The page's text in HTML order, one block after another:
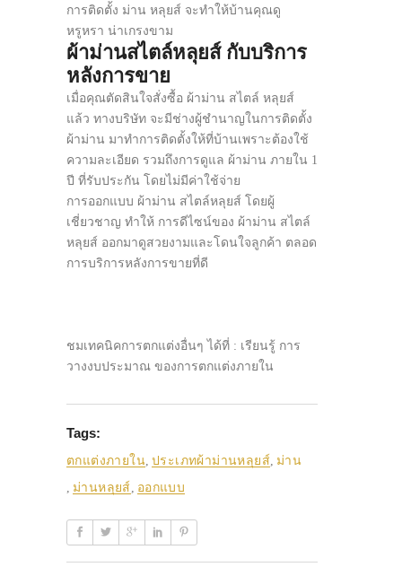
การติดตั้ง ม่าน หลุยส์ จะทำให้บ้านคุณดู
หรูหรา น่าเกรงขาม
ผ้าม่านสไตล์หลุยส์ กับบริการ
หลังการขาย
เมื่อคุณตัดสินใจสั่งซื้อ ผ้าม่าน สไตล์ หลุยส์
แล้ว ทางบริษัท จะมีช่างผู้ชำนาญในการติดตั้ง
ผ้าม่าน มาทำการติดตั้งให้ที่บ้านเพราะต้องใช้
ความละเอียด รวมถึงการดูแล ผ้าม่าน ภายใน 1
ปี ที่รับประกัน โดยไม่มีค่าใช้จ่าย
การออกแบบ ผ้าม่าน สไตล์หลุยส์ โดยผู้
เชี่ยวชาญ ทำให้ การดีไซน์ของ ผ้าม่าน สไตล์
หลุยส์ ออกมาดูสวยงามและโดนใจลูกค้า ตลอด
การบริการหลังการขายที่ดี
ชมเทคนิคการตกแต่งอื่นๆ ได้ที่ : เรียนรู้ การ
วางงบประมาณ ของการตกแต่งภายใน
Tags:
ตกแต่งภายใน ประเภทผ้าม่านหลุยส์ ม่าน
ม่านหลุยส์ ออกแบบ